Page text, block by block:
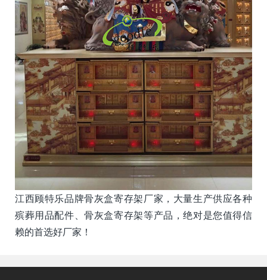
江西顾特乐品牌骨灰盒寄存架厂家，大量生产供应各种
殡葬用品配件、骨灰盒寄存架等产品，绝对是您值得信
赖的首选好厂家！